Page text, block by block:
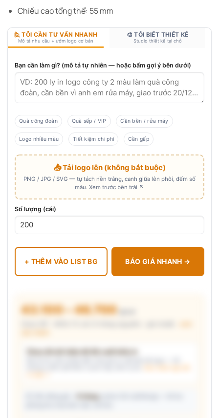
Chiều cao tổng thể: 55 mm
🙋 TÔI CẦN TƯ VẤN NHANH
Mô tả nhu cầu + ướm logo cơ bản
🎨 TÔI BIẾT THIẾT KẾ
Studio thiết kế tại chỗ
Bạn cần làm gì? (mô tả tự nhiên — hoặc bấm gợi ý bên dưới)
Quà công đoàn Quà sếp / VIP Cần bền / rửa máy
Logo nhiều màu Tiết kiệm chi phí Cần gấp
📤 Tải logo lên (không bắt buộc)
PNG / JPG / SVG — tự tách nền trắng, canh giữa lên phôi, đếm số
màu. Xem trước bên trái ↖
Số lượng (cái)
+ THÊM VÀO LIST BG BÁO GIÁ NHANH →
43.100 – 46.700